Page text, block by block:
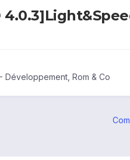
Développement, Rom & Co